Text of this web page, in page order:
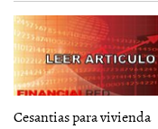
Cesantias para vivienda